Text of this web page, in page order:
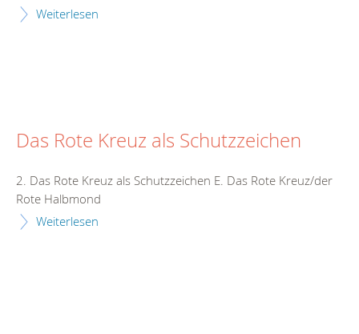
Weiterlesen
Das Rote Kreuz als Schutzzeichen
2. Das Rote Kreuz als Schutzzeichen E. Das Rote Kreuz/der
Rote Halbmond
Weiterlesen